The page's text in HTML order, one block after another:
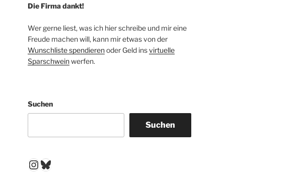
Die Firma dankt!
Wer gerne liest, was ich hier schreibe und mir eine
Freude machen will, kann mir etwas von der
Wunschliste spendierenoder Geld insvirtuelle
Sparschweinwerfen.
Suchen
Suchen
Instagram
Bluesky